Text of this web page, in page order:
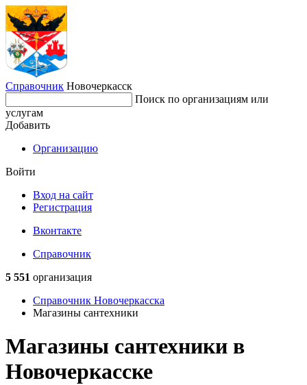
Справочник Новочеркасск
Поиск по организациям или
услугам
Добавить
Организацию
Войти
Вход на сайт
Регистрация
Вконтакте
Справочник
5 551 организация
Справочник Новочеркасска
Магазины сантехники
Магазины сантехники в
Новочеркасске